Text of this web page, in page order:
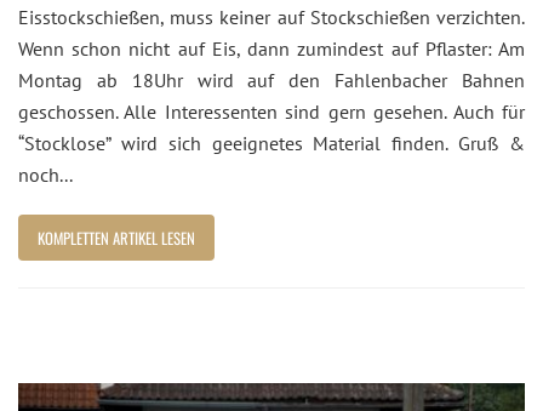
Eisstockschießen, muss keiner auf Stockschießen verzichten.
Wenn schon nicht auf Eis, dann zumindest auf Pflaster: Am
Montag ab 18Uhr wird auf den Fahlenbacher Bahnen
geschossen. Alle Interessenten sind gern gesehen. Auch für
“Stocklose” wird sich geeignetes Material finden. Gruß &
noch...
KOMPLETTEN ARTIKEL LESEN